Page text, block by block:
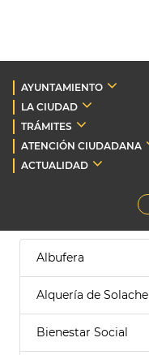
AYUNTAMIENTO
LA CIUDAD
TRÁMITES
ATENCIÓN CIUDADANA
ACTUALIDAD
Albufera
Alquería de Solache
Bienestar Social